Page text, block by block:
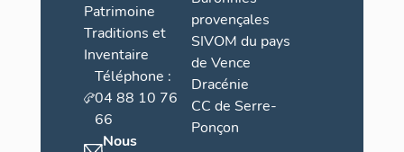
Patrimoine
Traditions et
Inventaire
Téléphone :
04 88 10 76
66
Nous
provençales
SIVOM du pays
de Vence
Dracénie
CC de Serre-
Ponçon